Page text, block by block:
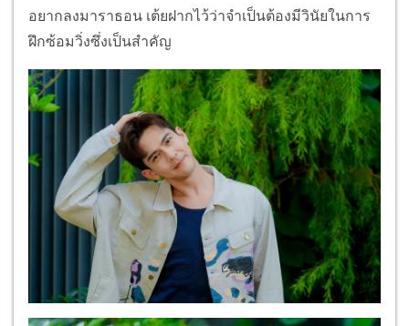
อยากลงมาราธอน เต้ยฝากไว้ว่าจำเป็นต้องมีวินัยในการ
ฝึกซ้อมวิ่งซึ่งเป็นสำคัญ